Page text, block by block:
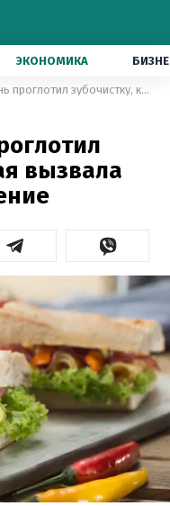
ЭКОНОМИКА
Молодой парень проглотил зубочистку, которая вызвала сильное кровотечение
вызвала